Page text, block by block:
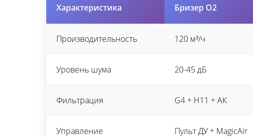
Характеристика Бризер O2
Производительность 120 м³/ч
Уровень шума 20-45 дБ
Фильтрация G4 + H11 + АК
Управление Пульт ДУ + MagicAir